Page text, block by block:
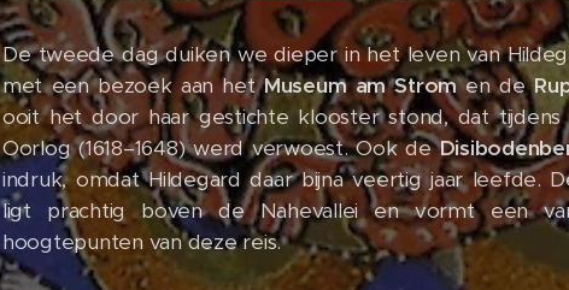
De tweede dag duiken we dieper in het leven van
met een bezoek aan hetMuseum am Stromen de
ooit het door haar gestichte klooster stond, dat tijdens
Oorlog (1618–1648) werd verwoest. Ook de
indruk, omdat Hildegard daar bijna veertig jaar leefde.
ligt prachtig boven de Nahevallei en vormt een
hoogtepunten van deze reis.